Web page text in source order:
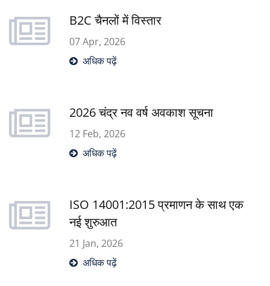
कैसे कर सकते हैं।
B2C चैनलों में विस्तार
07 Apr, 2026
अधिक पढ़ें
2026 चंद्र नव वर्ष अवकाश सूचना
12 Feb, 2026
अधिक पढ़ें
ISO 14001:2015 प्रमाणन के साथ एक
नई शुरुआत
21 Jan, 2026
अधिक पढ़ें